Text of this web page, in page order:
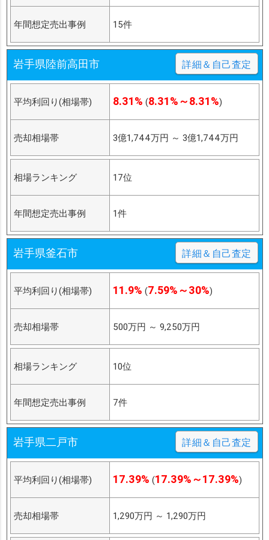
年間想定売出事例 15件
岩手県陸前高田市 詳細＆自己査定
平均利回り(相場帯) 8.31% (8.31%～8.31%)
売却相場帯 3億1,744万円 ～ 3億1,744万円
相場ランキング 17位
年間想定売出事例 1件
岩手県釜石市 詳細＆自己査定
平均利回り(相場帯) 11.9% (7.59%～30%)
売却相場帯 500万円 ～ 9,250万円
相場ランキング 10位
年間想定売出事例 7件
岩手県二戸市 詳細＆自己査定
平均利回り(相場帯) 17.39% (17.39%～17.39%)
売却相場帯 1,290万円 ～ 1,290万円